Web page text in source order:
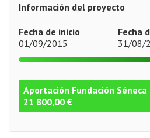
Información del proyecto
Fecha de inicio
01/09/2015
Fecha
31/08/
Aportación Fundación Séneca
21 800,00 €